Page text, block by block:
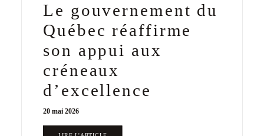
Le gouvernement du
Québec réaffirme
son appui aux
créneaux
d’excellence
20 mai 2026